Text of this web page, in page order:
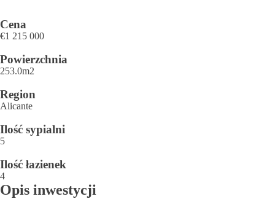
Cena
€1 215 000
Powierzchnia
253.0m2
Region
Alicante
Ilość sypialni
5
Ilość łazienek
4
Opis inwestycji